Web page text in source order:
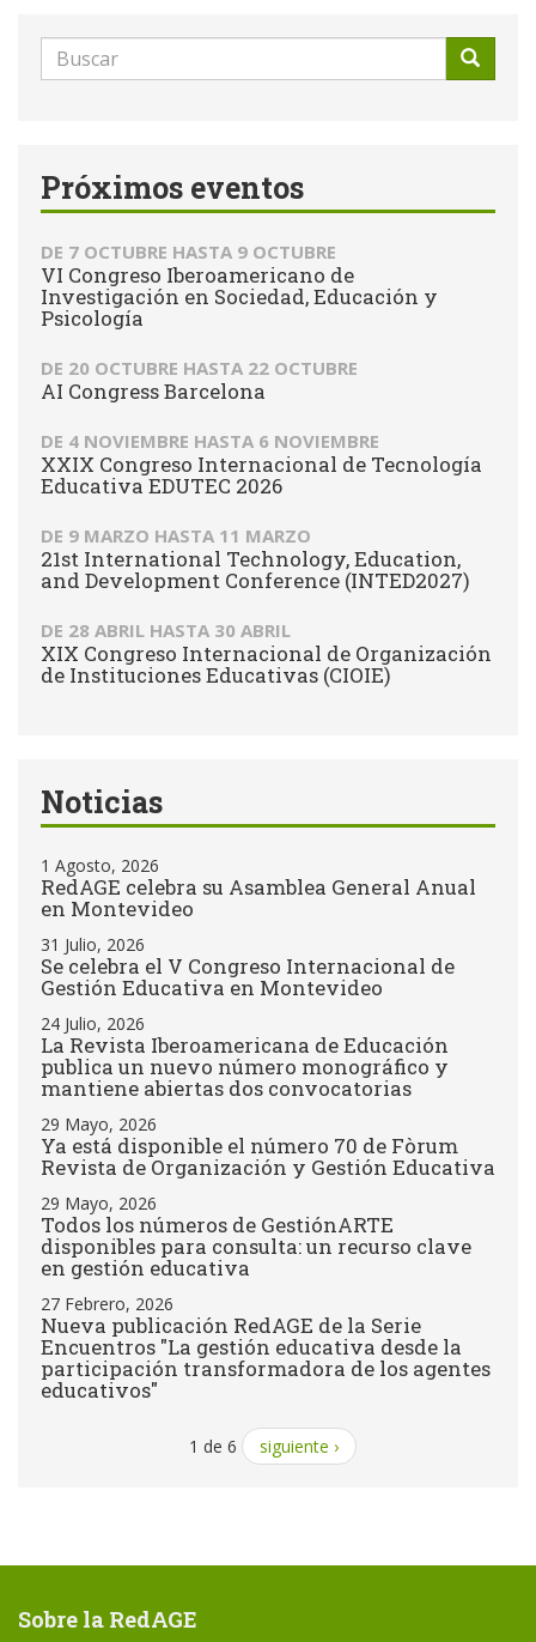
Formulario
de
Próximos eventos
DE 7 OCTUBRE HASTA 9 OCTUBRE
VI Congreso Iberoamericano de
Investigación en Sociedad, Educación y
Psicología
DE 20 OCTUBRE HASTA 22 OCTUBRE
AI Congress Barcelona
DE 4 NOVIEMBRE HASTA 6 NOVIEMBRE
XXIX Congreso Internacional de Tecnología
Educativa EDUTEC 2026
DE 9 MARZO HASTA 11 MARZO
21st International Technology, Education,
and Development Conference (INTED2027)
DE 28 ABRIL HASTA 30 ABRIL
XIX Congreso Internacional de Organización
de Instituciones Educativas (CIOIE)
Noticias
1 Agosto, 2026
RedAGE celebra su Asamblea General Anual
en Montevideo
31 Julio, 2026
Se celebra el V Congreso Internacional de
Gestión Educativa en Montevideo
24 Julio, 2026
La Revista Iberoamericana de Educación
publica un nuevo número monográfico y
mantiene abiertas dos convocatorias
29 Mayo, 2026
Ya está disponible el número 70 de Fòrum
Revista de Organización y Gestión Educativa
29 Mayo, 2026
Todos los números de GestiónARTE
disponibles para consulta: un recurso clave
en gestión educativa
27 Febrero, 2026
Nueva publicación RedAGE de la Serie
Encuentros "La gestión educativa desde la
participación transformadora de los agentes
educativos"
1 de 6 siguiente ›
Sobre la RedAGE